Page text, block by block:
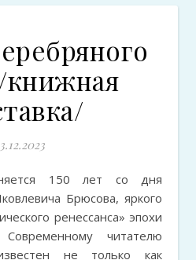
книжная
Брюсова, яркого
ренессанса» эпохи
читателю
не только как